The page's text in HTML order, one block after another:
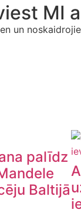
MI
un
palīdz
Baltijā